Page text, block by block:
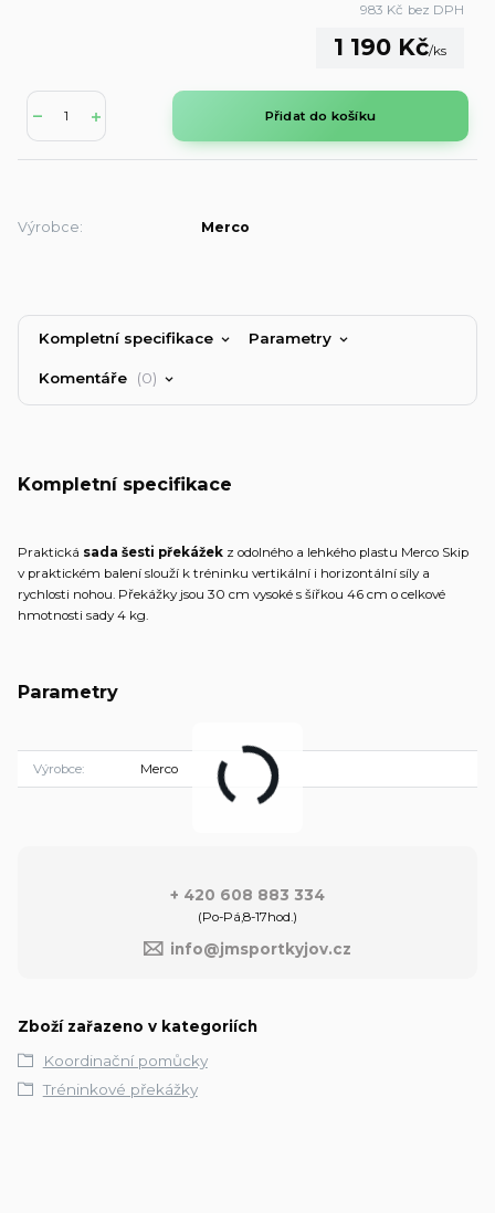
1 190 Kč/ks
983 Kč bez DPH
Přidat do košíku
Výrobce: Merco
Kompletní specifikace Parametry
Komentáře 0
Kompletní specifikace
Praktická sada šesti překážek z odolného a lehkého plastu Merco Skip
v praktickém balení slouží k tréninku vertikální i horizontální síly a
rychlosti nohou. Překážky jsou 30 cm vysoké s šířkou 46 cm o celkové
hmotnosti sady 4 kg.
Parametry
Výrobce Merco
+ 420 608 883 334
(Po-Pá,8-17hod.)
info@jmsportkyjov.cz
Zboží zařazeno v kategoriích
Koordinační pomůcky
Tréninkové překážky